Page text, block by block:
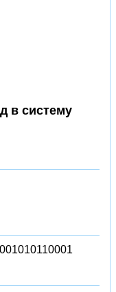
в систему